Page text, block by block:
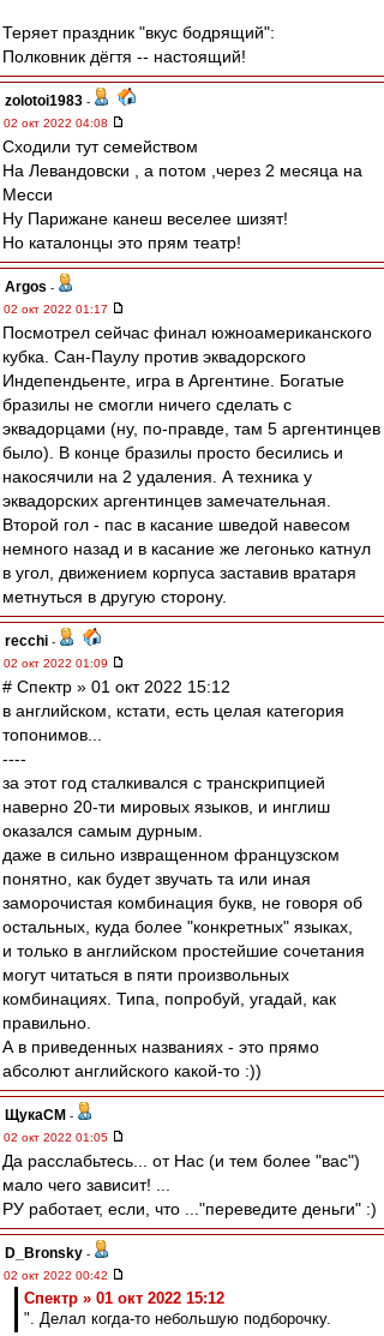
Теряет праздник "вкус бодрящий":
Полковник дёгтя -- настоящий!
zolotoi1983 -
02 окт 2022 04:08
Сходили тут семейством
На Левандовски , а потом ,через 2 месяца на
Месси
Ну Парижане канеш веселее шизят!
Но каталонцы это прям театр!
Argos -
02 окт 2022 01:17
Посмотрел сейчас финал южноамериканского
кубка. Сан-Паулу против эквадорского
Индепендьенте, игра в Аргентине. Богатые
бразилы не смогли ничего сделать с
эквадорцами (ну, по-правде, там 5 аргентинцев
было). В конце бразилы просто бесились и
накосячили на 2 удаления. А техника у
эквадорских аргентинцев замечательная.
Второй гол - пас в касание шведой навесом
немного назад и в касание же легонько катнул
в угол, движением корпуса заставив вратаря
метнуться в другую сторону.
recchi -
02 окт 2022 01:09
# Спектр » 01 окт 2022 15:12
в английском, кстати, есть целая категория
топонимов...
----
за этот год сталкивался с транскрипцией
наверно 20-ти мировых языков, и инглиш
оказался самым дурным.
даже в сильно извращенном французском
понятно, как будет звучать та или иная
заморочистая комбинация букв, не говоря об
остальных, куда более "конкретных" языках,
и только в английском простейшие сочетания
могут читаться в пяти произвольных
комбинациях. Типа, попробуй, угадай, как
правильно.
А в приведенных названиях - это прямо
абсолют английского какой-то :))
ЩукаСМ -
02 окт 2022 01:05
Да расслабьтесь... от Нас (и тем более "вас")
мало чего зависит! ...
РУ работает, если, что ..."переведите деньги" :)
D_Bronsky -
02 окт 2022 00:42
Спектр » 01 окт 2022 15:12
". Делал когда-то небольшую подборочку.